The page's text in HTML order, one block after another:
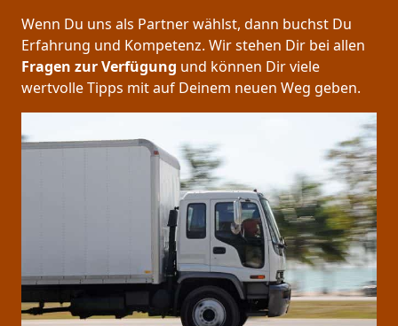
Wenn Du uns als Partner wählst, dann buchst Du
Erfahrung und Kompetenz. Wir stehen Dir bei allen
Fragen zur Verfügung und können Dir viele
wertvolle Tipps mit auf Deinem neuen Weg geben.